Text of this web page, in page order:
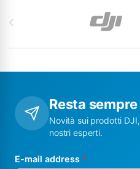
Resta
Novità sui prodotti
nostri esperti.
E-mail address *